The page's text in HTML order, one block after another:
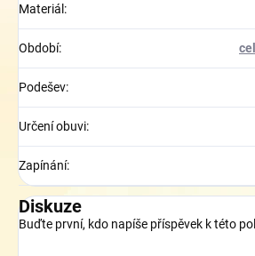
Materiál :
Období:
Podešev:
Určení obuvi:
Zapínání:
Diskuze
Buďte první, kdo napíše příspěvek k této